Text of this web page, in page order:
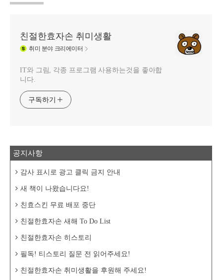
친절한효자손 취미생활
취미 분야 크리에이터
IT와 그림, 각종 프로그램 사용하는것을 좋아합
니다.
구독하기
공지사항
감사 표시로 광고 클릭 금지 안내
새 책이 나왔습니다요!
친효스킨 무료 배포 중단
친절한효자손 새해 To Do List
친절한효자손 히스토리
필독! 티스토리 질문 전 읽어주세요!
친절한효자손 취미생활을 후원해 주세요!